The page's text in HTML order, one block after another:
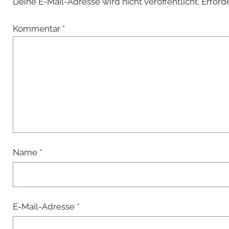
Kommentar *
Name *
E-Mail-Adresse *